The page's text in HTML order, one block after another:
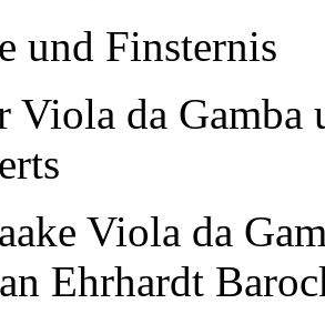
und Finsternis
da Gamba
Viola da
Ehrhardt